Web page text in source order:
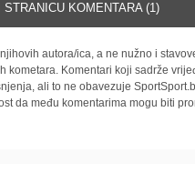
STRANICU KOMENTARA (1)
autora/ica, a ne nužno i
kometara. Komentari koji sadrže
ali to ne obavezuje
da među komentarima mogu biti